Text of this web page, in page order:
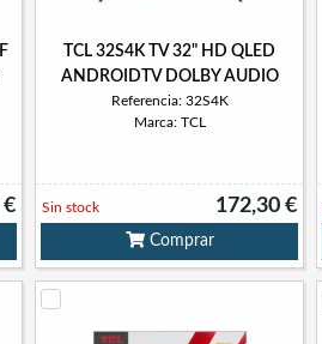
€
TCL 32S4K TV 32" HD QLED
ANDROIDTV DOLBY AUDIO
Referencia: 32S4K
Marca: TCL
172,30 €
Sin stock
Comprar